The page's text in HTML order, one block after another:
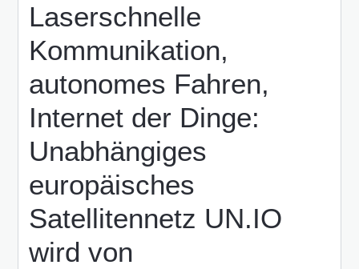
Laserschnelle
Kommunikation,
autonomes Fahren,
Internet der Dinge:
Unabhängiges
europäisches
Satellitennetz UN.IO
wird von